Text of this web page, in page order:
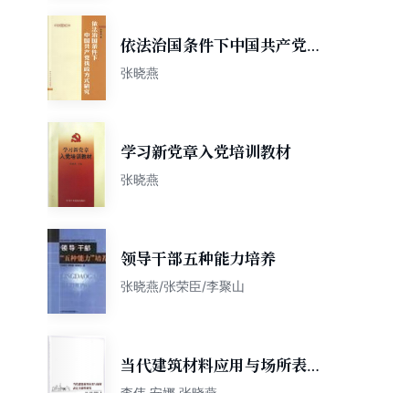
依法治国条件下中国共产党执
政方式研究
张晓燕
学习新党章入党培训教材
张晓燕
领导干部五种能力培养
张晓燕/张荣臣/李聚山
当代建筑材料应用与场所表达
关联性研究